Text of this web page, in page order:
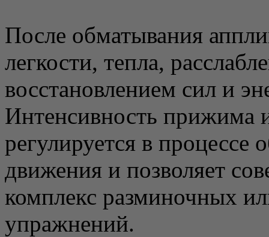
После обматывания
легкости, тепла,
восстановлением сил и
Интенсивность прижима
регулируется в процессе
движения и позволяет
комплекс разминочных
упражнений.